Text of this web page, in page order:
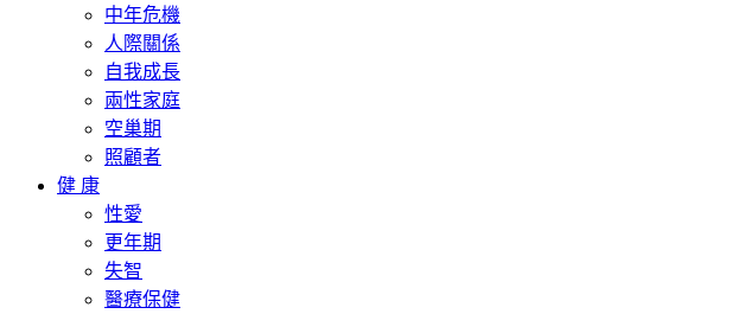
中年危機
人際關係
自我成長
兩性家庭
空巢期
照顧者
健 康
性愛
更年期
失智
醫療保健